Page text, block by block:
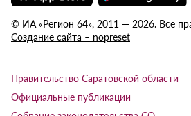
© ИА «Регион 64», 2011 — 2026. Все
Создание сайта – nopreset
Правительство Саратовской области
Официальные публикации